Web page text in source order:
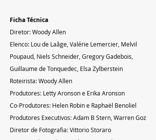
Ficha Técnica
Diretor: Woody Allen
Elenco: Lou de Laâge, Valérie Lemercier, Melvil
Poupaud, Niels Schneider, Gregory Gadebois,
Guillaume de Tonquedec, Elsa Zylberstein
Roteirista: Woody Allen
Produtores: Letty Aronson e Erika Aronson
Co-Produtores: Helen Robin e Raphaël Benoliel
Produtores Executivos: Adam B Stern, Warren Goz
Diretor de Fotografia: Vittorio Storaro